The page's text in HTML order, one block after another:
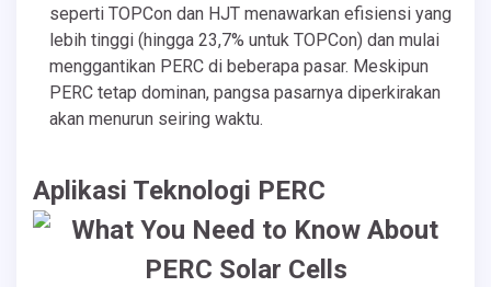
seperti TOPCon dan HJT menawarkan efisiensi yang
lebih tinggi (hingga 23,7% untuk TOPCon) dan mulai
menggantikan PERC di beberapa pasar. Meskipun
PERC tetap dominan, pangsa pasarnya diperkirakan
akan menurun seiring waktu.
Aplikasi Teknologi PERC